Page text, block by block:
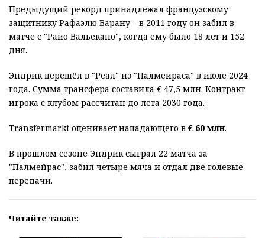
Предыдущий рекорд принадлежал французскому
защитнику Рафаэлю Варану – в 2011 году он забил в
матче с "Райо Вальекано", когда ему было 18 лет и 152
дня.
Эндрик перешёл в "Реал" из "Палмейраса" в июле 2024
года. Сумма трансфера составила € 47,5 млн. Контракт
игрока с клубом рассчитан до лета 2030 года.
Transfermarkt оценивает нападающего в € 60 млн.
В прошлом сезоне Эндрик сыграл 22 матча за
"Палмейрас", забил четыре мяча и отдал две голевые
передачи.
Читайте также: